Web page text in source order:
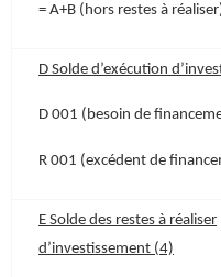
= A+B (hors restes à
D Solde d’exécution
D 001 (besoin de
R 001 (excédent de
E Solde des restes à réaliser
d’investissement (4)